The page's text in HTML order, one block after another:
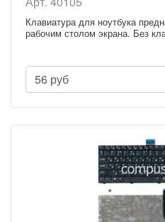
Клавиатура для ноутбука
рабочим столом экрана. Без
56 руб